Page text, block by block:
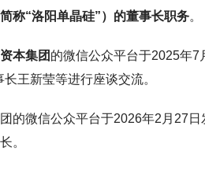
称“洛阳单晶硅”）的董事长职务。
本集团 的微信公众平台于2025年7
王新莹等进行座谈交流。
的微信公众平台于2026年2月27
。